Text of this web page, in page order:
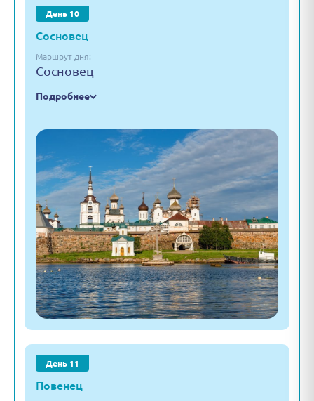
День 10
Сосновец
Маршрут дня:
Сосновец
Подробнее
День 11
Повенец